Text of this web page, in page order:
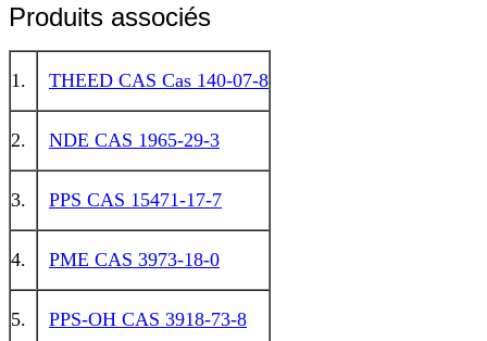
Produits associés
1. THEED CAS Cas 140-07-8
2. NDE CAS 1965-29-3
3. PPS CAS 15471-17-7
4. PME CAS 3973-18-0
5. PPS-OH CAS 3918-73-8